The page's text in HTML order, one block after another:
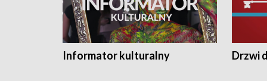
Informator kulturalny Drzwi